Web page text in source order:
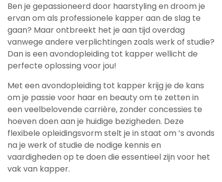
Ben je gepassioneerd door haarstyling en droom je
ervan om als professionele kapper aan de slag te
gaan? Maar ontbreekt het je aan tijd overdag
vanwege andere verplichtingen zoals werk of studie?
Dan is een avondopleiding tot kapper wellicht de
perfecte oplossing voor jou!
Met een avondopleiding tot kapper krijg je de kans
om je passie voor haar en beauty om te zetten in
een veelbelovende carrière, zonder concessies te
hoeven doen aan je huidige bezigheden. Deze
flexibele opleidingsvorm stelt je in staat om ’s avonds
na je werk of studie de nodige kennis en
vaardigheden op te doen die essentieel zijn voor het
vak van kapper.